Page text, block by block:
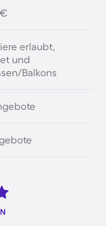
erlaubt,
und
Balkons